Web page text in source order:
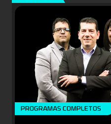
PROGRAMAS COMPLETOS